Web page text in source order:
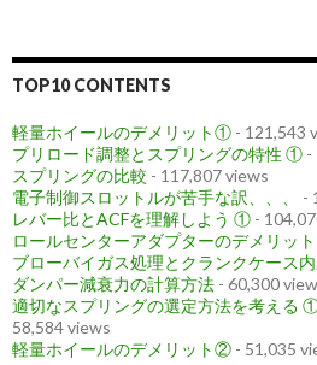
TOP10 CONTENTS
軽量ホイールのデメリット① - 121,543
プリロード調整とスプリングの特性 ① -
スプリングの比較 - 117,807 views
電子制御スロットルが苦手な訳、、、
-
レバー比とACFを理解しよう ① -
ロールセンターアダプターのデメリット
ブローバイガス処理とクランクケース
ダンパー減衰力の計算方法 - 60,300
適切なスプリングの選定方法を考える
58,584 views
軽量ホイールのデメリット② - 51,035